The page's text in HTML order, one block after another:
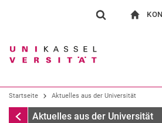
Suchen (öffnet
Kontakt für
Startseite Aktuelles aus der Universität
Startseite
Aktuelles aus der Universität